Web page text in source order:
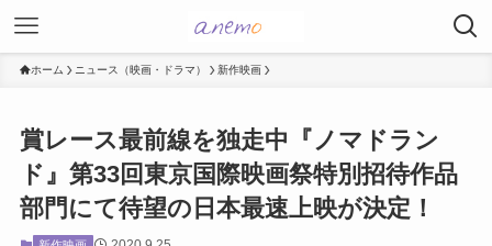
ホーム ニュース（映画・ドラマ） 新作映画
賞レース最前線を独走中『ノマドラン
ド』第33回東京国際映画祭特別招待作品
部門にて待望の日本最速上映が決定！